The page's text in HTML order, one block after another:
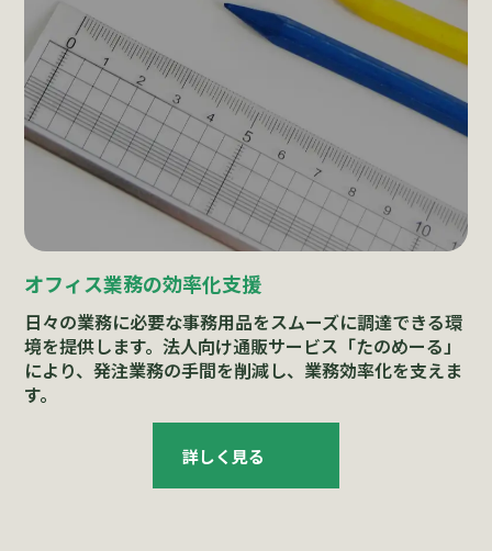
オフィス業務の効率化支援
日々の業務に必要な事務用品をスムーズに調達できる環
境を提供します。法人向け通販サービス「たのめーる」
により、発注業務の手間を削減し、業務効率化を支えま
す。
詳しく見る